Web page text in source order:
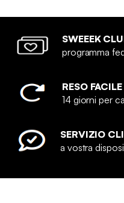
SWEEEK
programma
RESO FACILE
14 giorni per
SERVIZIO
a vostra